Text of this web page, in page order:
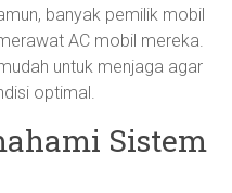
banyak pemilik mobil
AC mobil mereka.
untuk menjaga agar
optimal.
Sistem